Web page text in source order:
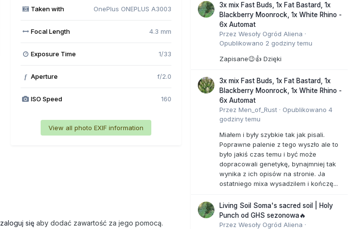
Taken with OnePlus ONEPLUS A3003
Focal Length 4.3 mm
Exposure Time 1/33
f Aperture f/2.0
ISO Speed 160
View all photo EXIF information
zaloguj się aby dodać zawartość za jego pomocą.
3x mix Fast Buds, 1x Fat Bastard, 1x
Blackberry Moonrock, 1x White Rhino -
6x Automat
Przez Wesoły Ogród Aliena ·
Opublikowano 2 godziny temu
Zapisane😉👍 Dzięki
3x mix Fast Buds, 1x Fat Bastard, 1x
Blackberry Moonrock, 1x White Rhino -
6x Automat
Przez Men_of_Rust · Opublikowano 4
godziny temu
Miałem i były szybkie tak jak pisali.
Poprawne palenie z tego wyszło ale to
było jakiś czas temu i być może
dopracowali genetykę, bynajmniej tak
wynika z ich opisów na stronie. Ja
ostatniego mixa wysadzilem i kończę...
Living Soil Soma's sacred soil | Holy
Punch od GHS sezonowa🔥
Przez Wesoły Ogród Aliena ·